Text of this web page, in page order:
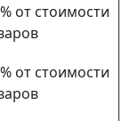
от стоимости
от стоимости